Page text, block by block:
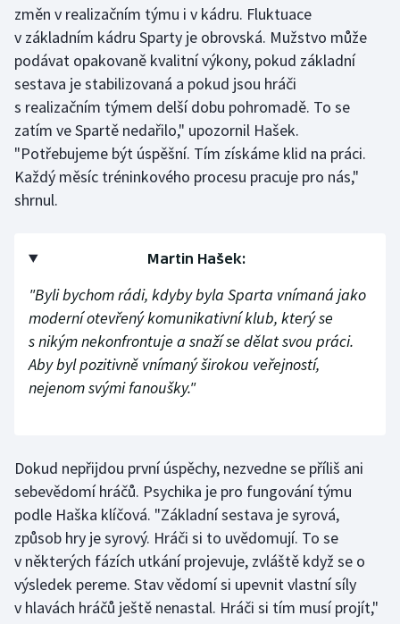
Lezení
Lyže a snowboard
Moderní pětiboj
Motorsport
Olympijské hry
Plavání
Plážový volejbal
Ragby
Rychlobruslení
Short track
Sportovní střelba
Stolní tenis
Triatlon
změn v realizačním týmu i v kádru. Fluktuace
v základním kádru Sparty je obrovská. Mužstvo může
podávat opakovaně kvalitní výkony, pokud základní
sestava je stabilizovaná a pokud jsou hráči
s realizačním týmem delší dobu pohromadě. To se
zatím ve Spartě nedařilo," upozornil Hašek.
"Potřebujeme být úspěšní. Tím získáme klid na práci.
Každý měsíc tréninkového procesu pracuje pro nás,"
shrnul.
Martin Hašek:
"Byli bychom rádi, kdyby byla Sparta vnímaná jako
moderní otevřený komunikativní klub, který se
s nikým nekonfrontuje a snaží se dělat svou práci.
Aby byl pozitivně vnímaný širokou veřejností,
nejenom svými fanoušky."
Dokud nepřijdou první úspěchy, nezvedne se příliš ani
sebevědomí hráčů. Psychika je pro fungování týmu
podle Haška klíčová. "Základní sestava je syrová,
způsob hry je syrový. Hráči si to uvědomují. To se
v některých fázích utkání projevuje, zvláště když se o
výsledek pereme. Stav vědomí si upevnit vlastní síly
v hlavách hráčů ještě nenastal. Hráči si tím musí projít,"